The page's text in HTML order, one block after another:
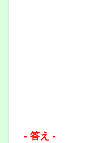
- 答え -